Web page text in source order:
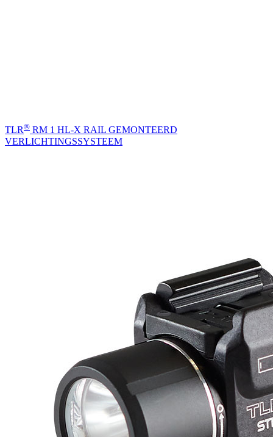
TLR® RM 1 HL-X RAIL GEMONTEERD
VERLICHTINGSSYSTEEM